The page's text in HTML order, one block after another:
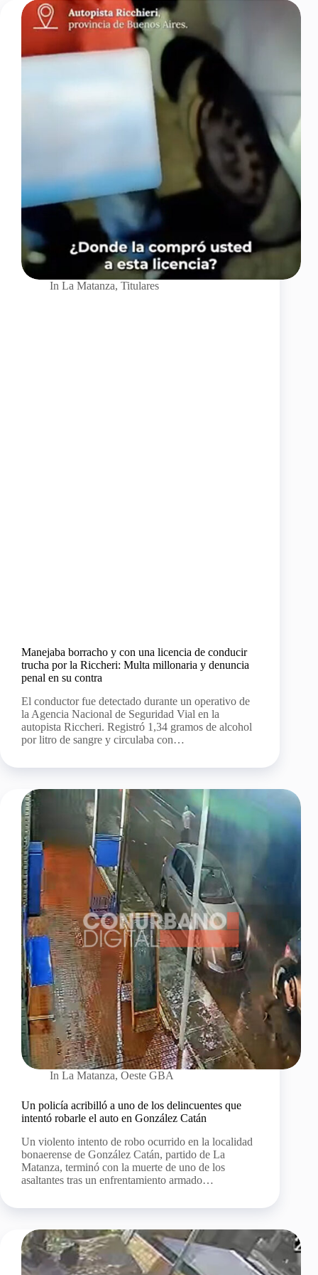
In La Matanza,Titulares
Manejaba borracho y con una licencia de conducir
trucha por la Riccheri: Multa millonaria y denuncia
penal en su contra
El conductor fue detectado durante un operativo de
la Agencia Nacional de Seguridad Vial en la
autopista Riccheri. Registró 1,34 gramos de alcohol
por litro de sangre y circulaba con…
In La Matanza,Oeste GBA
Un policía acribilló a uno de los delincuentes que
intentó robarle el auto en González Catán
Un violento intento de robo ocurrido en la localidad
bonaerense de González Catán, partido de La
Matanza, terminó con la muerte de uno de los
asaltantes tras un enfrentamiento armado…